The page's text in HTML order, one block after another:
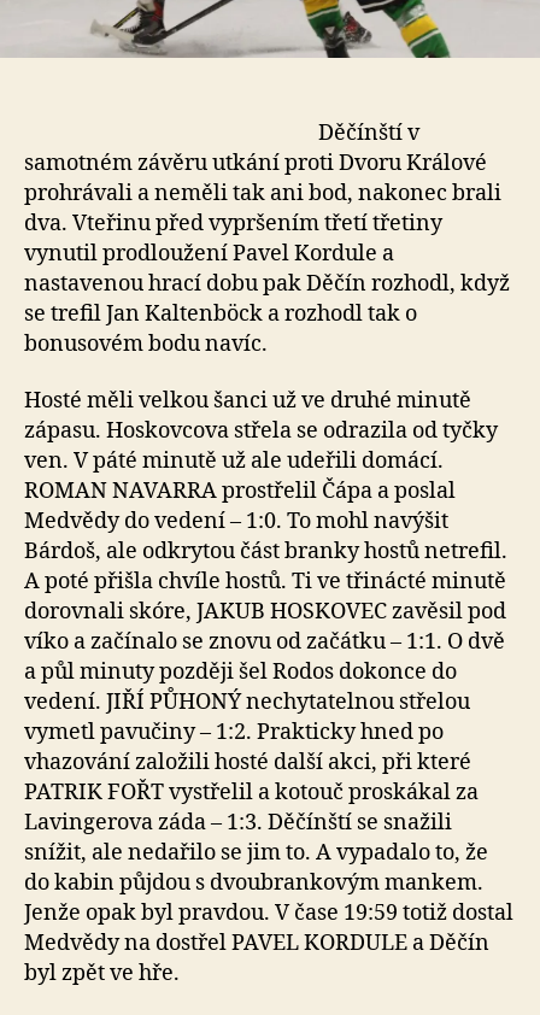
Děčínští v
samotném závěru utkání proti Dvoru Králové
prohrávali a neměli tak ani bod, nakonec brali
dva. Vteřinu před vypršením třetí třetiny
vynutil prodloužení Pavel Kordule a
nastavenou hrací dobu pak Děčín rozhodl, když
se trefil Jan Kaltenböck a rozhodl tak o
bonusovém bodu navíc.
Hosté měli velkou šanci už ve druhé minutě
zápasu. Hoskovcova střela se odrazila od tyčky
ven. V páté minutě už ale udeřili domácí.
ROMAN NAVARRA prostřelil Čápa a poslal
Medvědy do vedení – 1:0. To mohl navýšit
Bárdoš, ale odkrytou část branky hostů netrefil.
A poté přišla chvíle hostů. Ti ve třinácté minutě
dorovnali skóre, JAKUB HOSKOVEC zavěsil pod
víko a začínalo se znovu od začátku – 1:1. O dvě
a půl minuty později šel Rodos dokonce do
vedení. JIŘÍ PŮHONÝ nechytatelnou střelou
vymetl pavučiny – 1:2. Prakticky hned po
vhazování založili hosté další akci, při které
PATRIK FOŘT vystřelil a kotouč proskákal za
Lavingerova záda – 1:3. Děčínští se snažili
snížit, ale nedařilo se jim to. A vypadalo to, že
do kabin půjdou s dvoubrankovým mankem.
Jenže opak byl pravdou. V čase 19:59 totiž dostal
Medvědy na dostřel PAVEL KORDULE a Děčín
byl zpět ve hře.